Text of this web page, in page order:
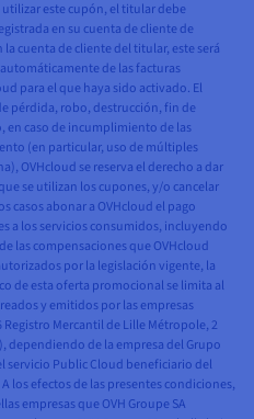
este cupón, el titular debe
en su cuenta de cliente de
cuenta de cliente del titular, este será
de las facturas
para el que haya sido activado. El
pérdida, robo, destrucción, fin de
caso de incumplimiento de las
(en particular, uso de múltiples
OVHcloud se reserva el derecho a dar
se utilizan los cupones, y/o cancelar
casos abonar a OVHcloud el pago
a los servicios consumidos, incluyendo
las compensaciones que OVHcloud
por la legislación vigente, la
de esta oferta promocional se limita al
y emitidos por las empresas
Registro Mercantil de Lille Métropole, 2
dependiendo de la empresa del Grupo
servicio Public Cloud beneficiario del
los efectos de las presentes condiciones,
empresas que OVH Groupe SA